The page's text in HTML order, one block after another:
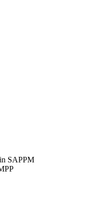
SAPPM